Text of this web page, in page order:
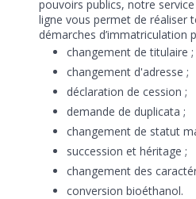
pouvoirs publics, notre
ligne vous permet de réaliser
démarches d’immatriculation
changement de titulaire ;
changement d'adresse ;
déclaration de cession ;
demande de duplicata ;
changement de statut
succession et héritage ;
changement des
conversion bioéthanol.